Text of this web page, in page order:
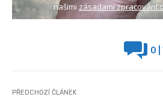
našimi zásadami zpracování
0
PŘEDCHOZÍ ČLÁNEK